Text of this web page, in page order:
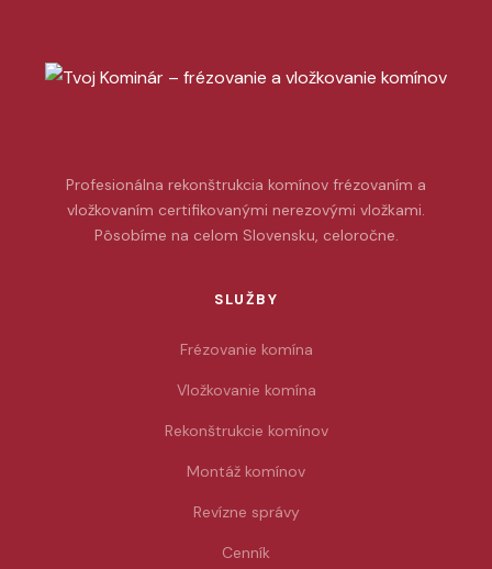
Profesionálna rekonštrukcia komínov frézovaním a
vložkovaním certifikovanými nerezovými vložkami.
Pôsobíme na celom Slovensku, celoročne.
SLUŽBY
Frézovanie komína
Vložkovanie komína
Rekonštrukcie komínov
Montáž komínov
Revízne správy
Cenník